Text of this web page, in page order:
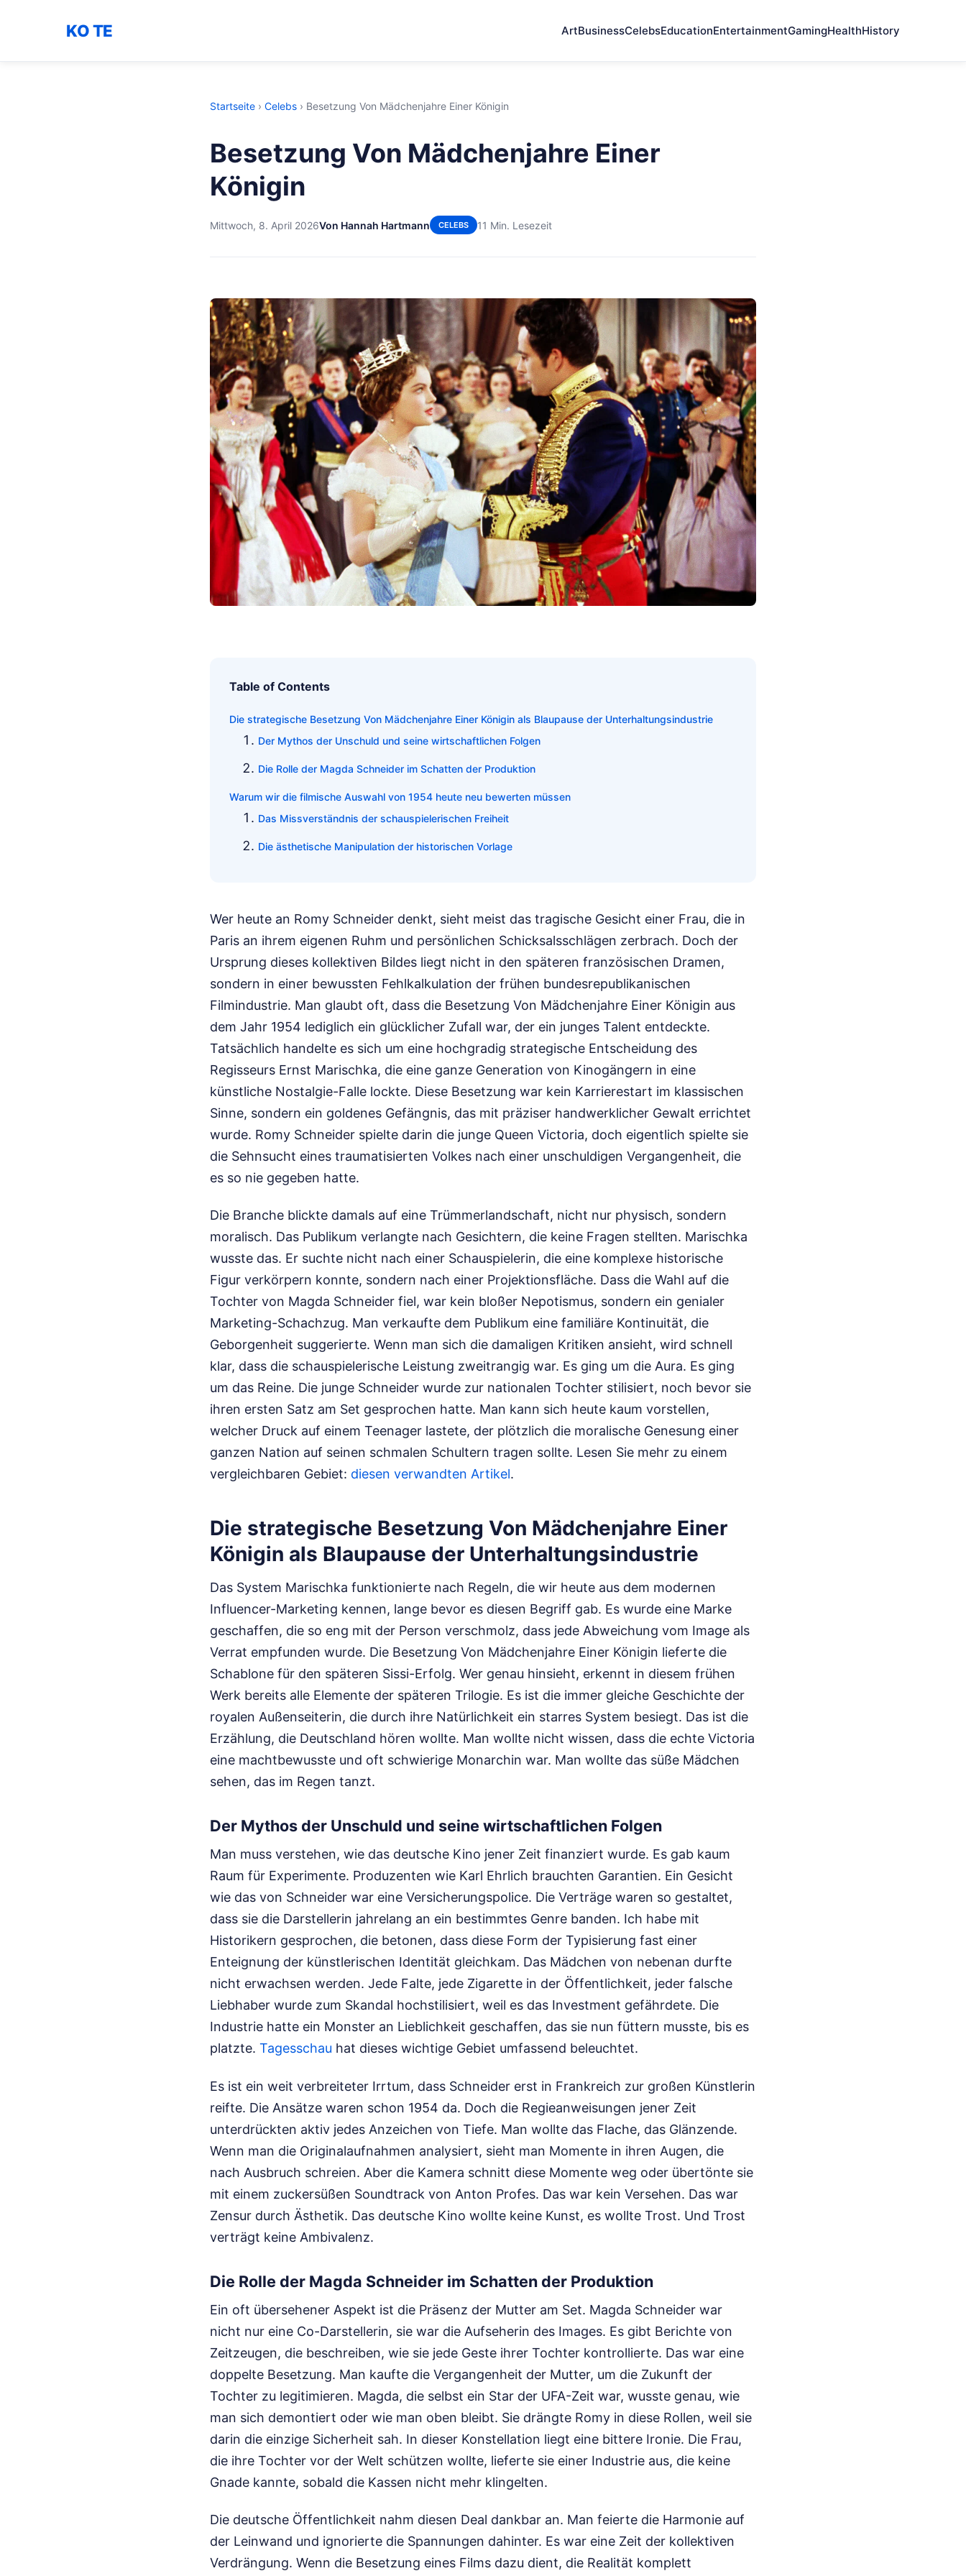
KO TE ArtBusinessCelebsEducationEntertainmentGamingHealthHistory
Startseite › Celebs › Besetzung Von Mädchenjahre Einer Königin
Besetzung Von Mädchenjahre Einer
Königin
Mittwoch, 8. April 2026Von Hannah Hartmann CELEBS 11 Min. Lesezeit
Table of Contents
Die strategische Besetzung Von Mädchenjahre Einer Königin als Blaupause der Unterhaltungsindustrie
Der Mythos der Unschuld und seine wirtschaftlichen Folgen
Die Rolle der Magda Schneider im Schatten der Produktion
Warum wir die filmische Auswahl von 1954 heute neu bewerten müssen
Das Missverständnis der schauspielerischen Freiheit
Die ästhetische Manipulation der historischen Vorlage
Wer heute an Romy Schneider denkt, sieht meist das tragische Gesicht einer Frau, die in
Paris an ihrem eigenen Ruhm und persönlichen Schicksalsschlägen zerbrach. Doch der
Ursprung dieses kollektiven Bildes liegt nicht in den späteren französischen Dramen,
sondern in einer bewussten Fehlkalkulation der frühen bundesrepublikanischen
Filmindustrie. Man glaubt oft, dass die Besetzung Von Mädchenjahre Einer Königin aus
dem Jahr 1954 lediglich ein glücklicher Zufall war, der ein junges Talent entdeckte.
Tatsächlich handelte es sich um eine hochgradig strategische Entscheidung des
Regisseurs Ernst Marischka, die eine ganze Generation von Kinogängern in eine
künstliche Nostalgie-Falle lockte. Diese Besetzung war kein Karrierestart im klassischen
Sinne, sondern ein goldenes Gefängnis, das mit präziser handwerklicher Gewalt errichtet
wurde. Romy Schneider spielte darin die junge Queen Victoria, doch eigentlich spielte sie
die Sehnsucht eines traumatisierten Volkes nach einer unschuldigen Vergangenheit, die
es so nie gegeben hatte.
Die Branche blickte damals auf eine Trümmerlandschaft, nicht nur physisch, sondern
moralisch. Das Publikum verlangte nach Gesichtern, die keine Fragen stellten. Marischka
wusste das. Er suchte nicht nach einer Schauspielerin, die eine komplexe historische
Figur verkörpern konnte, sondern nach einer Projektionsfläche. Dass die Wahl auf die
Tochter von Magda Schneider fiel, war kein bloßer Nepotismus, sondern ein genialer
Marketing-Schachzug. Man verkaufte dem Publikum eine familiäre Kontinuität, die
Geborgenheit suggerierte. Wenn man sich die damaligen Kritiken ansieht, wird schnell
klar, dass die schauspielerische Leistung zweitrangig war. Es ging um die Aura. Es ging
um das Reine. Die junge Schneider wurde zur nationalen Tochter stilisiert, noch bevor sie
ihren ersten Satz am Set gesprochen hatte. Man kann sich heute kaum vorstellen,
welcher Druck auf einem Teenager lastete, der plötzlich die moralische Genesung einer
ganzen Nation auf seinen schmalen Schultern tragen sollte. Lesen Sie mehr zu einem
vergleichbaren Gebiet: diesen verwandten Artikel.
Die strategische Besetzung Von Mädchenjahre Einer
Königin als Blaupause der Unterhaltungsindustrie
Das System Marischka funktionierte nach Regeln, die wir heute aus dem modernen
Influencer-Marketing kennen, lange bevor es diesen Begriff gab. Es wurde eine Marke
geschaffen, die so eng mit der Person verschmolz, dass jede Abweichung vom Image als
Verrat empfunden wurde. Die Besetzung Von Mädchenjahre Einer Königin lieferte die
Schablone für den späteren Sissi-Erfolg. Wer genau hinsieht, erkennt in diesem frühen
Werk bereits alle Elemente der späteren Trilogie. Es ist die immer gleiche Geschichte der
royalen Außenseiterin, die durch ihre Natürlichkeit ein starres System besiegt. Das ist die
Erzählung, die Deutschland hören wollte. Man wollte nicht wissen, dass die echte Victoria
eine machtbewusste und oft schwierige Monarchin war. Man wollte das süße Mädchen
sehen, das im Regen tanzt.
Der Mythos der Unschuld und seine wirtschaftlichen Folgen
Man muss verstehen, wie das deutsche Kino jener Zeit finanziert wurde. Es gab kaum
Raum für Experimente. Produzenten wie Karl Ehrlich brauchten Garantien. Ein Gesicht
wie das von Schneider war eine Versicherungspolice. Die Verträge waren so gestaltet,
dass sie die Darstellerin jahrelang an ein bestimmtes Genre banden. Ich habe mit
Historikern gesprochen, die betonen, dass diese Form der Typisierung fast einer
Enteignung der künstlerischen Identität gleichkam. Das Mädchen von nebenan durfte
nicht erwachsen werden. Jede Falte, jede Zigarette in der Öffentlichkeit, jeder falsche
Liebhaber wurde zum Skandal hochstilisiert, weil es das Investment gefährdete. Die
Industrie hatte ein Monster an Lieblichkeit geschaffen, das sie nun füttern musste, bis es
platzte. Tagesschau hat dieses wichtige Gebiet umfassend beleuchtet.
Es ist ein weit verbreiteter Irrtum, dass Schneider erst in Frankreich zur großen Künstlerin
reifte. Die Ansätze waren schon 1954 da. Doch die Regieanweisungen jener Zeit
unterdrückten aktiv jedes Anzeichen von Tiefe. Man wollte das Flache, das Glänzende.
Wenn man die Originalaufnahmen analysiert, sieht man Momente in ihren Augen, die
nach Ausbruch schreien. Aber die Kamera schnitt diese Momente weg oder übertönte sie
mit einem zuckersüßen Soundtrack von Anton Profes. Das war kein Versehen. Das war
Zensur durch Ästhetik. Das deutsche Kino wollte keine Kunst, es wollte Trost. Und Trost
verträgt keine Ambivalenz.
Die Rolle der Magda Schneider im Schatten der Produktion
Ein oft übersehener Aspekt ist die Präsenz der Mutter am Set. Magda Schneider war
nicht nur eine Co-Darstellerin, sie war die Aufseherin des Images. Es gibt Berichte von
Zeitzeugen, die beschreiben, wie sie jede Geste ihrer Tochter kontrollierte. Das war eine
doppelte Besetzung. Man kaufte die Vergangenheit der Mutter, um die Zukunft der
Tochter zu legitimieren. Magda, die selbst ein Star der UFA-Zeit war, wusste genau, wie
man sich demontiert oder wie man oben bleibt. Sie drängte Romy in diese Rollen, weil sie
darin die einzige Sicherheit sah. In dieser Konstellation liegt eine bittere Ironie. Die Frau,
die ihre Tochter vor der Welt schützen wollte, lieferte sie einer Industrie aus, die keine
Gnade kannte, sobald die Kassen nicht mehr klingelten.
Die deutsche Öffentlichkeit nahm diesen Deal dankbar an. Man feierte die Harmonie auf
der Leinwand und ignorierte die Spannungen dahinter. Es war eine Zeit der kollektiven
Verdrängung. Wenn die Besetzung eines Films dazu dient, die Realität komplett